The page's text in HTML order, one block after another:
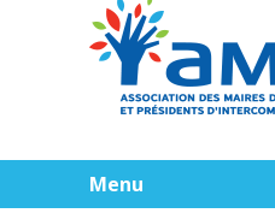
Menu